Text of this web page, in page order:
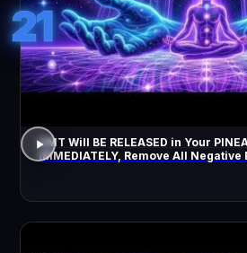
21
DMT Will BE RELEASED in Your
IMMEDIATELY, Remove All Negative